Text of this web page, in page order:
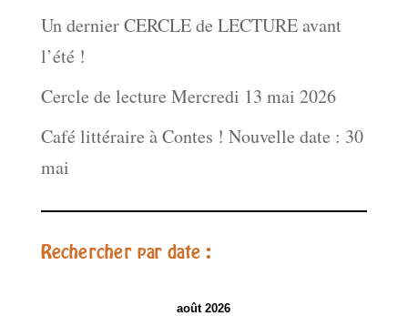
Un dernier CERCLE de LECTURE avant
l’été !
Cercle de lecture Mercredi 13 mai 2026
Café littéraire à Contes ! Nouvelle date : 30
mai
Rechercher par date :
août 2026